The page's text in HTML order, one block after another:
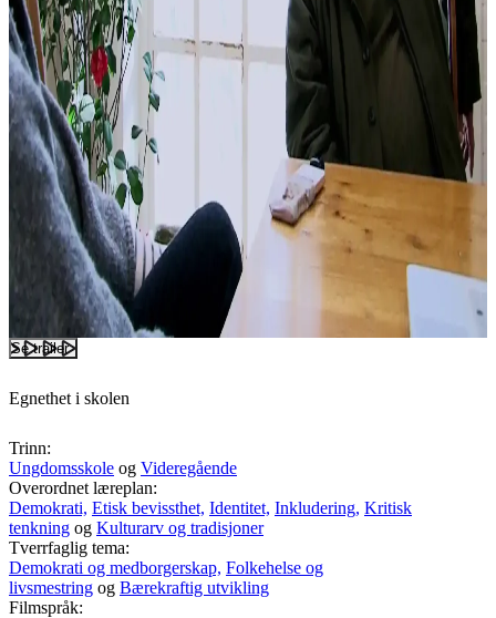
Se trailer
Egnethet i skolen
Trinn:
Ungdomsskole og Videregående
Overordnet læreplan:
Demokrati, Etisk bevissthet, Identitet, Inkludering, Kritisk
tenkning og Kulturarv og tradisjoner
Tverrfaglig tema:
Demokrati og medborgerskap, Folkehelse og
livsmestring og Bærekraftig utvikling
Filmspråk: